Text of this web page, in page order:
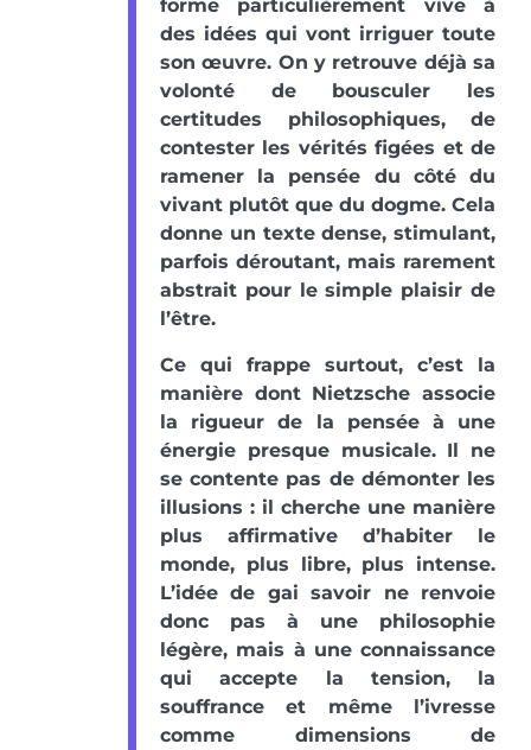
forme particulièrement vive à
des idées qui vont irriguer toute
son œuvre. On y retrouve déjà sa
volonté de bousculer les
certitudes philosophiques, de
contester les vérités figées et de
ramener la pensée du côté du
vivant plutôt que du dogme. Cela
donne un texte dense, stimulant,
parfois déroutant, mais rarement
abstrait pour le simple plaisir de
l’être.
Ce qui frappe surtout, c’est la
manière dont Nietzsche associe
la rigueur de la pensée à une
énergie presque musicale. Il ne
se contente pas de démonter les
illusions : il cherche une manière
plus affirmative d’habiter le
monde, plus libre, plus intense.
L’idée de gai savoir ne renvoie
donc pas à une philosophie
légère, mais à une connaissance
qui accepte la tension, la
souffrance et même l’ivresse
comme dimensions de